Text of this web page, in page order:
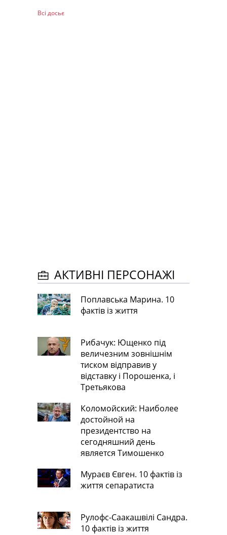
Всі досьє
АКТИВНІ ПЕРСОНАЖІ
Поплавська Марина. 10
фактів із життя
Рибачук: Ющенко під
величезним зовнішнім
тиском відправив у
відставку і Порошенка, і
Третьякова
Коломойский: Наиболее
достойной на
президентство на
сегодняшний день
является Тимошенко
Мураєв Євген. 10 фактів із
життя сепаратиста
Рулофс-Саакашвілі Сандра.
10 фактів із життя